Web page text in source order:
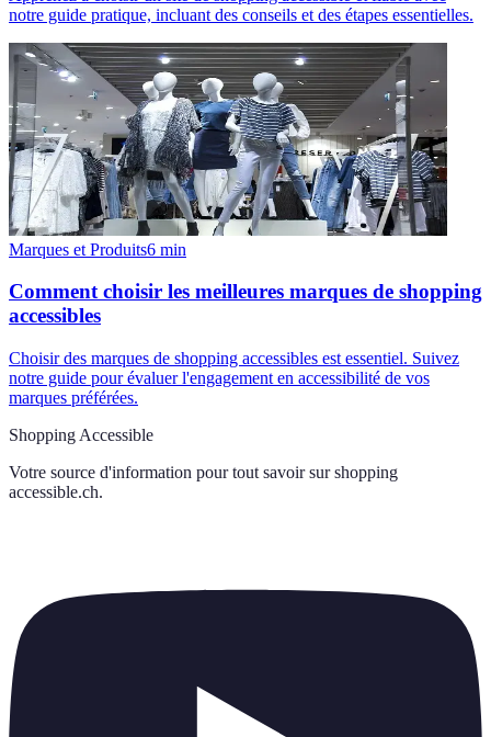
notre guide pratique, incluant des conseils et des étapes essentielles.
Marques et Produits6 min
Comment choisir les meilleures marques de shopping
accessibles
Choisir des marques de shopping accessibles est essentiel. Suivez
notre guide pour évaluer l'engagement en accessibilité de vos
marques préférées.
Shopping Accessible
Votre source d'information pour tout savoir sur shopping
accessible.ch.